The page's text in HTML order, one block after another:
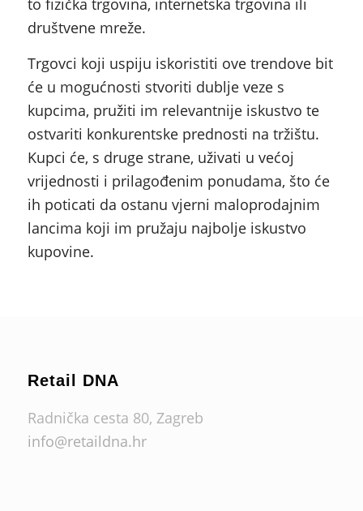
to fizička trgovina, internetska trgovina ili
društvene mreže.
Trgovci koji uspiju iskoristiti ove trendove bit
će u mogućnosti stvoriti dublje veze s
kupcima, pružiti im relevantnije iskustvo te
ostvariti konkurentske prednosti na tržištu.
Kupci će, s druge strane, uživati u većoj
vrijednosti i prilagođenim ponudama, što će
ih poticati da ostanu vjerni maloprodajnim
lancima koji im pružaju najbolje iskustvo
kupovine.
Retail DNA
Radnička cesta 80, Zagreb
info@retaildna.hr